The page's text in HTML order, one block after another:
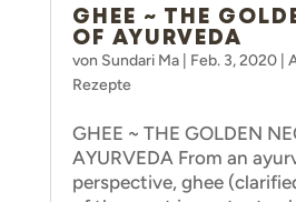
GHEE ~ THE
OF AYURVEDA
von Sundari Ma| Feb. 3, 2020|
Rezepte
GHEE ~ THE GOLDEN
AYURVEDA From an
perspective, ghee